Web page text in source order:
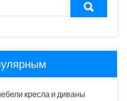
кресла и диваны